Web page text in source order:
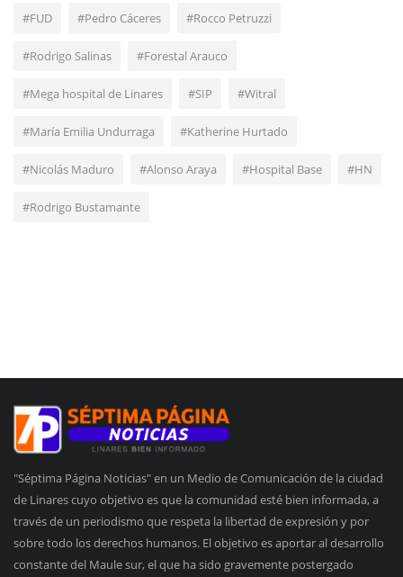
#FUD #Pedro Cáceres #Rocco Petruzzi
#Rodrigo Salinas #Forestal Arauco
#Mega hospital de Linares #SIP #Witral
#María Emilia Undurraga #Katherine Hurtado
#Nicolás Maduro #Alonso Araya #Hospital Base #HN
#Rodrigo Bustamante
"Séptima Página Noticias" en un Medio de Comunicación de la ciudad
de Linares cuyo objetivo es que la comunidad esté bien informada, a
través de un periodismo que respeta la libertad de expresión y por
sobre todo los derechos humanos. El objetivo es aportar al desarrollo
constante del Maule sur, el que ha sido gravemente postergado